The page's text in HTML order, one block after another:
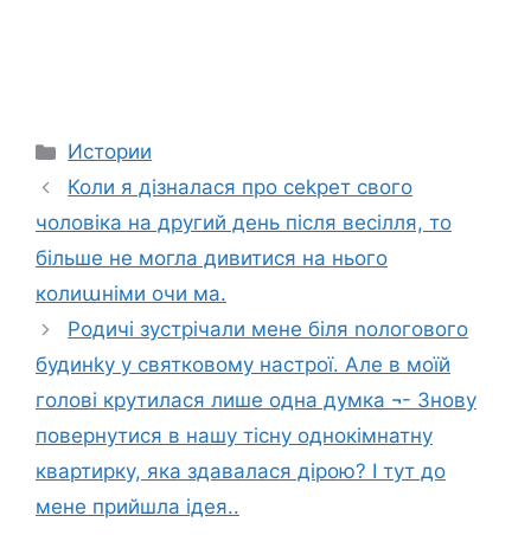
Categories
Истории
Коли я дізналася про сеkрет свого
чоловіка на другий день після весілля, то
більше не могла дивитися на нього
колиաніми очи ма.
Родичі зустрічали мене біля nологового
будинkу у святковому настрої. Але в моїй
голові крутилася лише одна думка ¬- Знову
повернутися в нашу тісну однокімнатну
квартирку, яка здавалася дірою? І тут до
мене прийшла ідея..